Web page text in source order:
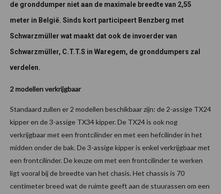
de gronddumper niet aan de maximale breedte van 2,55
meter in België. Sinds kort participeert Benzberg met
Schwarzmüller wat maakt dat ook de invoerder van
Schwarzmüller, C.T.T.S in Waregem, de gronddumpers zal
verdelen.
2 modellen verkrijgbaar
Standaard zullen er 2 modellen beschikbaar zijn: de 2-assige TX24
kipper en de 3-assige TX34 kipper. De TX24 is ook nog
verkrijgbaar met een frontcilinder en met een hefcilinder in het
midden onder de bak. De 3-assige kipper is enkel verkrijgbaar met
een frontcilinder. De keuze om met een frontcilinder te werken
ligt vooral bij de breedte van het chasis. Het chassis is 70
centimeter breed wat de ruimte geeft aan de stuurassen om een